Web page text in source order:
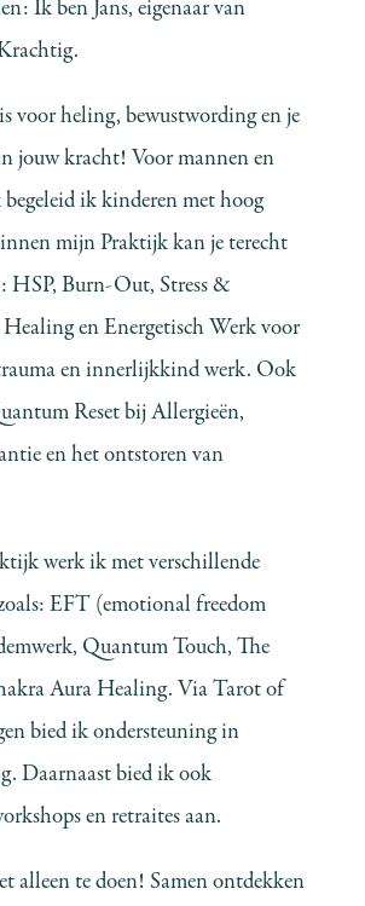
Ik ben Jans, eigenaar van
voor heling, bewustwording en je
jouw kracht! Voor mannen en
ik kinderen met hoog
mijn Praktijk kan je terecht
HSP, Burn-Out, Stress &
Healing en Energetisch Werk voor
en innerlijkkind werk. Ook
Reset bij Allergieën,
en het ontstoren van
werk ik met verschillende
EFT (emotional freedom
Quantum Touch, The
Aura Healing. Via Tarot of
bied ik ondersteuning in
Daarnaast bied ik ook
en retraites aan.
alleen te doen! Samen ontdekken